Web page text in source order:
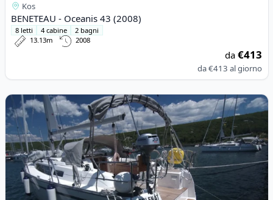
Kos
BENETEAU - Oceanis 43 (2008)
8 letti 4 cabine
2 bagni
13.13m
2008
da€413
da€413 al giorno
View details for BAVARIA YACHTBAU - Bavaria Cruiser 33 (2015)